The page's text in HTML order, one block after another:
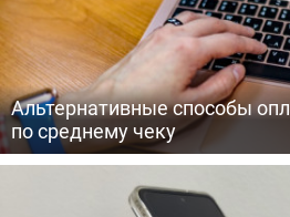
Альтернативные способы
по среднему чеку